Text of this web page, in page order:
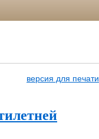
версия для печати